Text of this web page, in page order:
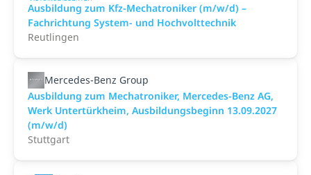
Ausbildung zum Kfz-Mechatroniker (m/w/d) –
Fachrichtung System- und Hochvolttechnik
Reutlingen
Mercedes-Benz Group
Ausbildung zum Mechatroniker, Mercedes-Benz AG,
Werk Untertürkheim, Ausbildungsbeginn 13.09.2027
(m/w/d)
Stuttgart